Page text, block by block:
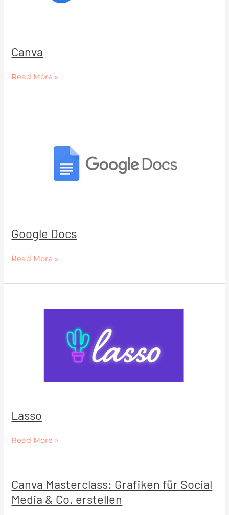
Canva
Read More »
Google Docs
Read More »
Lasso
Read More »
Canva Masterclass: Grafiken für Social
Media & Co. erstellen
Canva
Masterclass: